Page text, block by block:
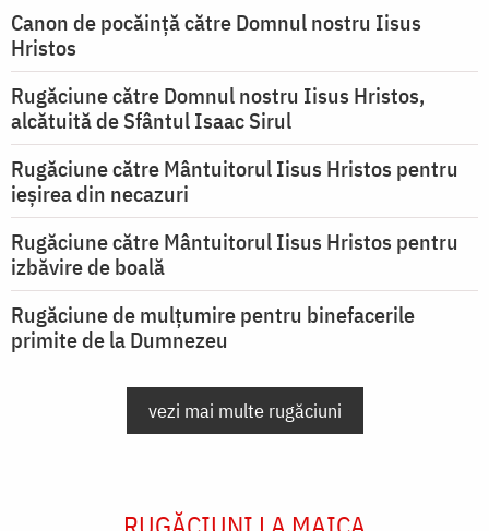
Canon de pocăință către Domnul nostru Iisus
Hristos
Rugăciune către Domnul nostru Iisus Hristos,
alcătuită de Sfântul Isaac Sirul
Rugăciune către Mântuitorul Iisus Hristos pentru
ieşirea din necazuri
Rugăciune către Mântuitorul Iisus Hristos pentru
izbăvire de boală
Rugăciune de mulțumire pentru binefacerile
primite de la Dumnezeu
vezi mai multe rugăciuni